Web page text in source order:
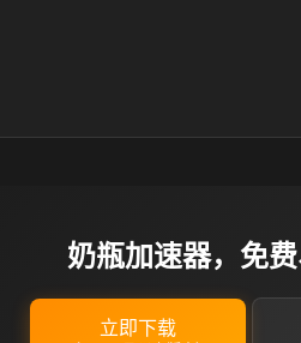
奶瓶加速器，免
立即下载